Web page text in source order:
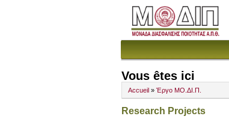
Vous êtes ici
Accueil » Έργο ΜΟ.ΔΙ.Π.
Research Projects